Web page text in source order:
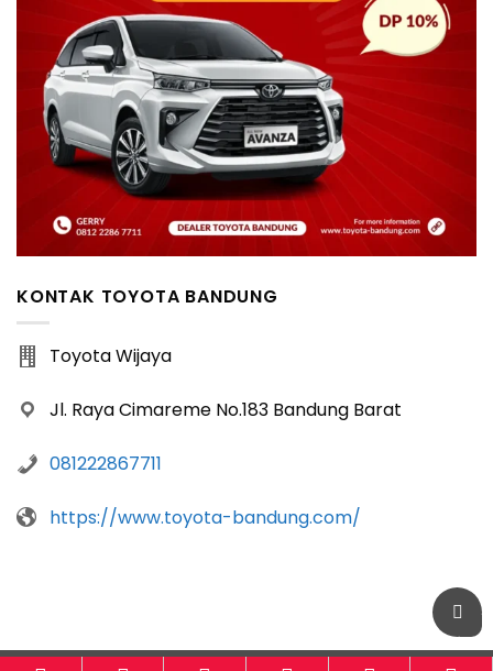
KONTAK TOYOTA BANDUNG
Toyota Wijaya
Jl. Raya Cimareme No.183 Bandung Barat
081222867711
https://www.toyota-bandung.com/